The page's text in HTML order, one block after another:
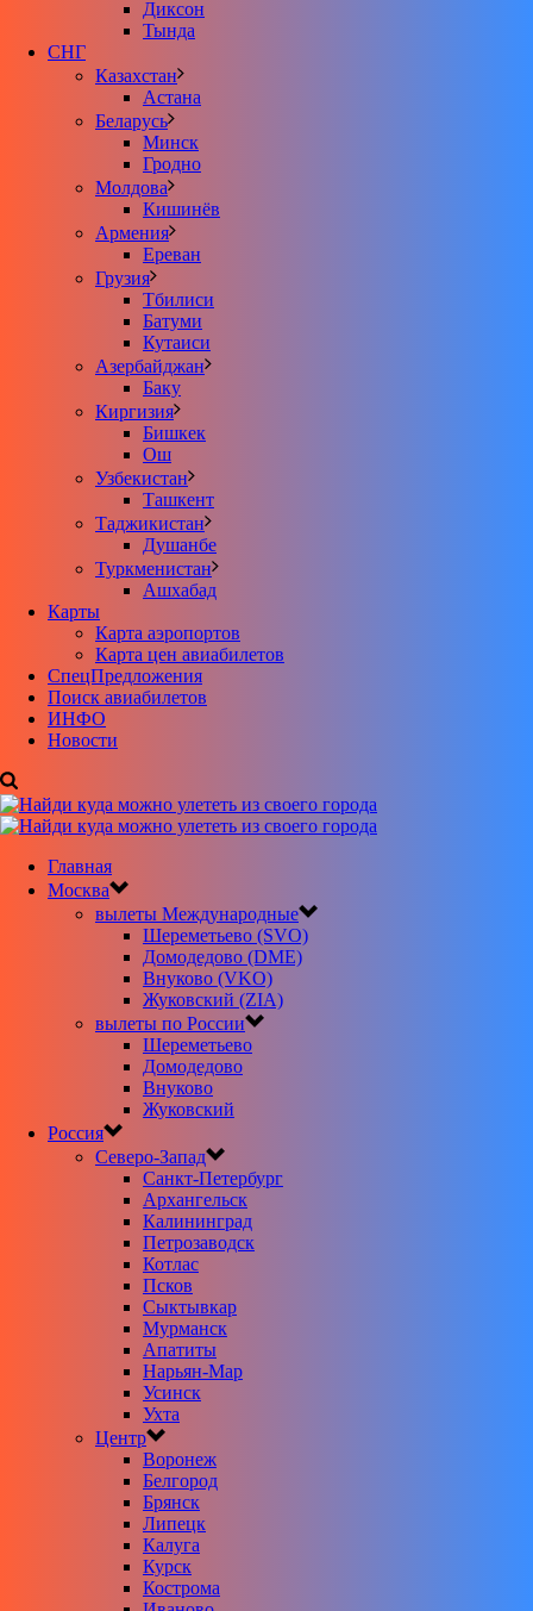
Диксон
Тында
СНГ
Казахстан
Астана
Беларусь
Минск
Гродно
Молдова
Кишинёв
Армения
Ереван
Грузия
Тбилиси
Батуми
Кутаиси
Азербайджан
Баку
Киргизия
Бишкек
Ош
Узбекистан
Ташкент
Таджикистан
Душанбе
Туркменистан
Ашхабад
Карты
Карта аэропортов
Карта цен авиабилетов
CпецПредложения
Поиск авиабилетов
ИНФО
Новости
Главная
Москва
вылеты Международные
Шереметьево (SVO)
Домодедово (DME)
Внуково (VKO)
Жуковский (ZIA)
вылеты по России
Шереметьево
Домодедово
Внуково
Жуковский
Россия
Северо-Запад
Санкт-Петербург
Архангельск
Калининград
Петрозаводск
Котлас
Псков
Сыктывкар
Мурманск
Апатиты
Нарьян-Мар
Усинск
Ухта
Центр
Воронеж
Белгород
Брянск
Липецк
Калуга
Курск
Кострома